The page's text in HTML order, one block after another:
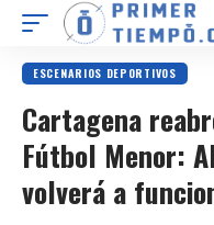
ESCENARIOS DEPORTIVOS
Cartagena
Fútbol Menor:
volverá a